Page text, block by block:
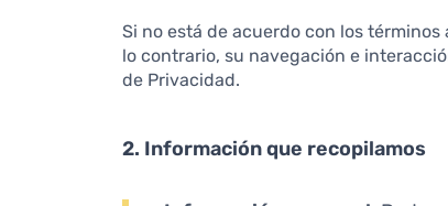
Si no está de acuerdo con los
lo contrario, su navegación e
de Privacidad.
2. Información que recopilamos